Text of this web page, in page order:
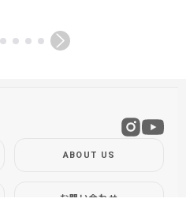
ABOUT US
お問い合わせ